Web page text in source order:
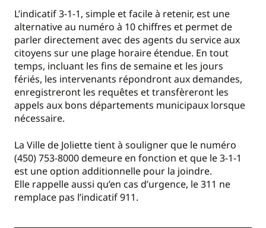
L’indicatif 3-1-1, simple et facile à retenir, est une
alternative au numéro à 10 chiffres et permet de
parler directement avec des agents du service aux
citoyens sur une plage horaire étendue. En tout
temps, incluant les fins de semaine et les jours
fériés, les intervenants répondront aux demandes,
enregistreront les requêtes et transfèreront les
appels aux bons départements municipaux lorsque
nécessaire.
La Ville de Joliette tient à souligner que le numéro
(450) 753-8000 demeure en fonction et que le 3-1-1
est une option additionnelle pour la joindre.
Elle rappelle aussi qu’en cas d’urgence, le 311 ne
remplace pas l’indicatif 911.